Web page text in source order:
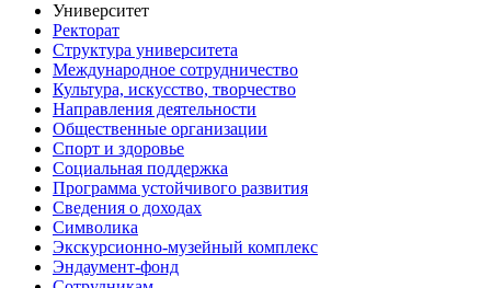
Университет
Ректорат
Структура университета
Международное сотрудничество
Культура, искусство, творчество
Направления деятельности
Общественные организации
Спорт и здоровье
Социальная поддержка
Программа устойчивого развития
Сведения о доходах
Символика
Экскурсионно-музейный комплекс
Эндаумент-фонд